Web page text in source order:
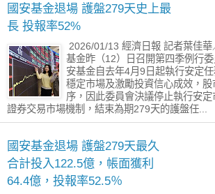
國安基金退場 護盤279天史上最
長 投報率52%
2026/01/13 經濟日報 記者葉佳
基金昨（12）日召開第四季例行
安基金自去年4月9日起執行安定
穩定市場及激勵投資信心成效，
序，因此委員會決議停止執行安
證券交易市場機制，結束為期279天的護盤任...
國安基金退場 護盤279天最久
合計投入122.5億，帳面獲利
64.4億，投報率52.5％